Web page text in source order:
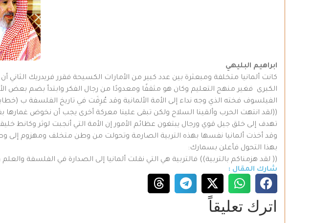
ابراهيم البليهي
كانت ألمانيا متخلفة ومبعثرة بين عدد كبير من الأمارات الكسيحة فقرر فريدريك
الكبرى فغير منهج التعليم وكان هو مثقفًا ومعدودًا من رجال الفكر وابتدأ بضم بعض
الفيلسوف فخته الذي وجه نداء إلى الأمة الألمانية وقد عُرِفَت في تاريخ الفلسفة ب
((لقد انتهت الحرب وألقينا السلاح ولكن تبقى علينا معركة أخرى يجب أن نخوض غمارها
تهدف إلى خلق جيل قوي ورجال يبتغون عظائم الأمور إن الأمة التي أنجبت لوثر وكانط
وقد أخذت ألمانيا نفسها بهذه التربية الصارمة وتحولت من وطن متخلف ومهزوم إلى
بهذا التحول فأعلن بسمارك:
(( لقد هزمناكم بالتربية)) فالتربية هي التي نقلت ألمانيا إلى الصدارة في الفلسفة
شارك المقال :
اترك تعليقاً